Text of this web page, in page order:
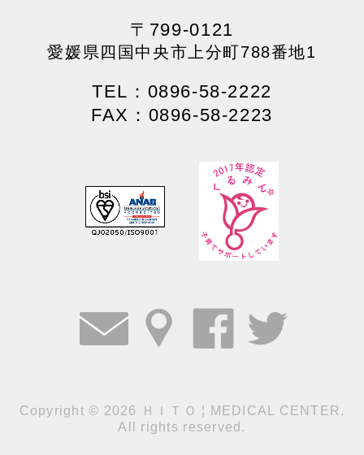
〒799-0121
愛媛県四国中央市上分町788番地1
TEL：0896-58-2222
FAX：0896-58-2223
Copyright© 2026 ＨＩＴＯ ¦ MEDICAL CENTER.
All rights reserved.